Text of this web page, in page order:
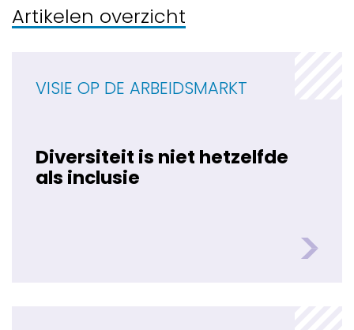
Artikelen overzicht
VISIE OP DE ARBEIDSMARKT
Diversiteit is niet hetzelfde
als inclusie